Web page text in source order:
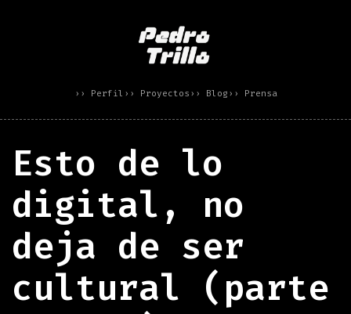
›› Perfil ›› Proyectos ›› Blog ›› Prensa
Esto de lo
digital, no
deja de ser
cultural (parte